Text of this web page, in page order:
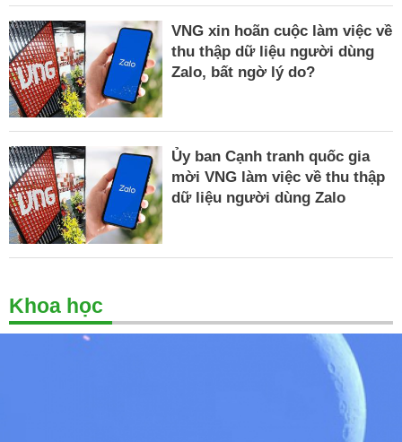
VNG xin hoãn cuộc làm việc về
thu thập dữ liệu người dùng
Zalo, bất ngờ lý do?
Ủy ban Cạnh tranh quốc gia
mời VNG làm việc về thu thập
dữ liệu người dùng Zalo
Khoa học